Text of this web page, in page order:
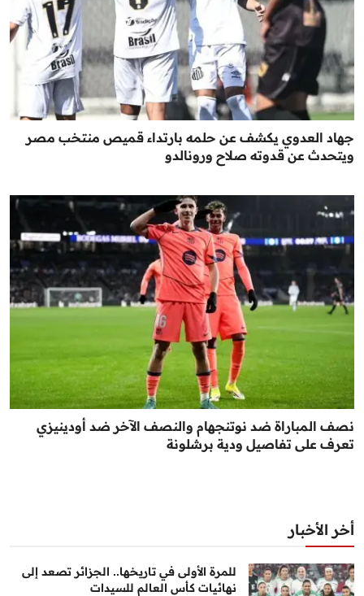
جهاد العدوي يكشف عن حلمه بارتداء قميص منتخب مصر
ويتحدث عن قدوته صلاح ورونالدو
نصف المباراة ضد نوتنجهام والنصف الآخر ضد أودينيزي
تعرف على تفاصيل ودية برشلونة
أخر الأخبار
للمرة الأولى في تاريخها.. الجزائر تصعد إلى
نهائيات كأس العالم للسيدات